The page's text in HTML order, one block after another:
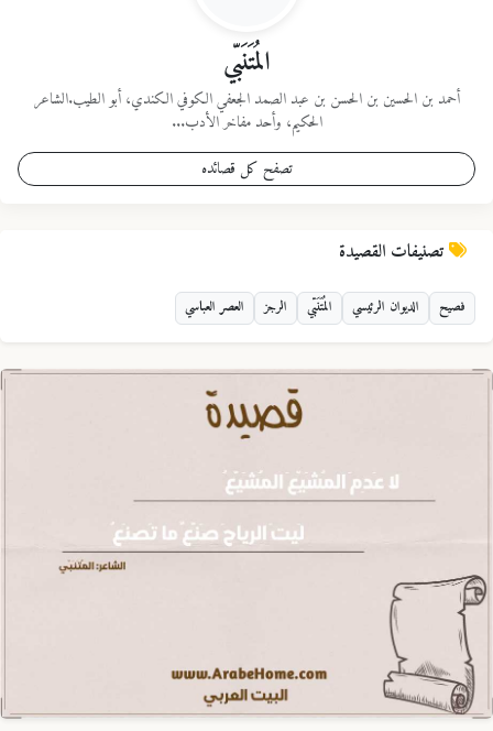
المُتَنَبّي
أحمد بن الحسين بن الحسن بن عبد الصمد الجعفي الكوفي الكندي، أبو الطيب.الشاعر
الحكيم، وأحد مفاخر الأدب...
تصفح كل قصائده
تصنيفات القصيدة
فصيح الديوان الرئيسي المُتَنَبّي الرجز العصر العباسي